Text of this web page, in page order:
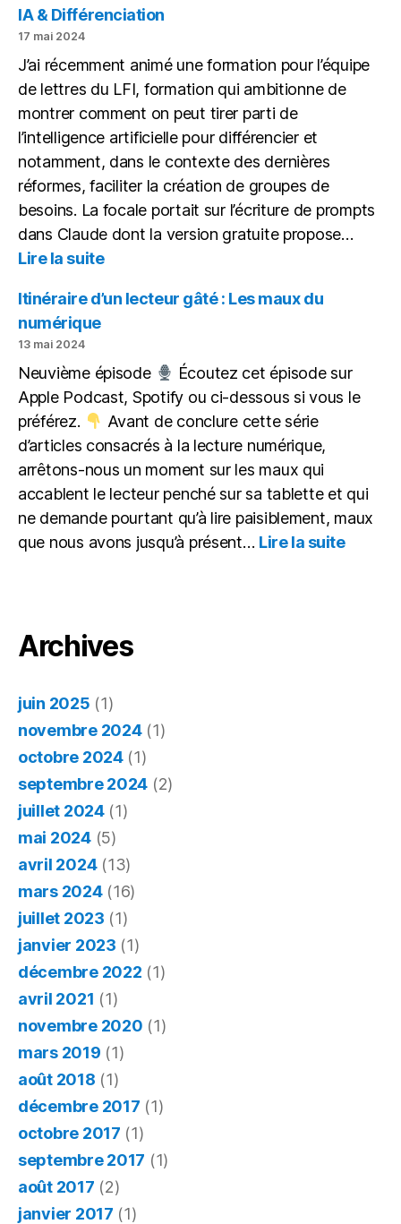
IA & Différenciation
17 mai 2024
J’ai récemment animé une formation pour l’équipe
de lettres du LFI, formation qui ambitionne de
montrer comment on peut tirer parti de
l’intelligence artificielle pour différencier et
notamment, dans le contexte des dernières
réformes, faciliter la création de groupes de
besoins. La focale portait sur l’écriture de prompts
dans Claude dont la version gratuite propose…
Lire la suite:
&
Différenciation
Itinéraire d’un lecteur gâté : Les maux du
numérique
13 mai 2024
Neuvième épisode
Écoutez cet épisode sur
Apple Podcast, Spotify ou ci-dessous si vous le
préférez.
Avant de conclure cette série
d’articles consacrés à la lecture numérique,
arrêtons-nous un moment sur les maux qui
accablent le lecteur penché sur sa tablette et qui
ne demande pourtant qu’à lire paisiblement, maux
que nous avons jusqu’à présent… Lire la suite:
Archives
juin 2025 (1)
novembre 2024(1)
octobre 2024(1)
septembre 2024 (2)
juillet 2024(1)
mai 2024(5)
avril 2024(13)
mars 2024(16)
juillet 2023 (1)
janvier 2023 (1)
décembre 2022 (1)
avril 2021 (1)
novembre 2020 (1)
mars 2019 (1)
août 2018 (1)
décembre 2017 (1)
octobre 2017 (1)
septembre 2017 (1)
août 2017 (2)
janvier 2017 (1)